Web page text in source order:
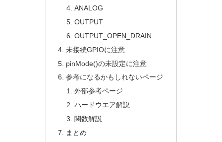
ANALOG
OUTPUT
OUTPUT_OPEN_DRAIN
未接続GPIOに注意
pinMode()の未設定に注意
参考になるかもしれないページ
外部参考ページ
ハードウエア解説
関数解説
まとめ